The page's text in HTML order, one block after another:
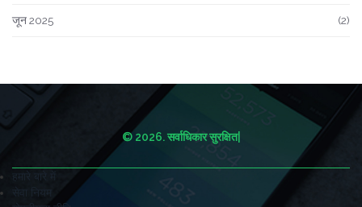
जून 2025 (2)
© 2026. सर्वाधिकार सुरक्षित|
हमारे बारे में
सेवा नियम